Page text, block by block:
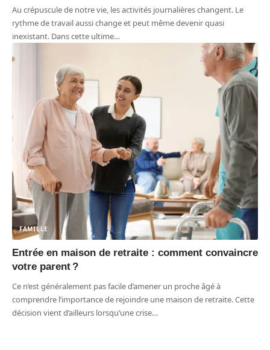
Au crépuscule de notre vie, les activités journalières changent. Le
rythme de travail aussi change et peut même devenir quasi
inexistant. Dans cette ultime…
FAMILLE
Entrée en maison de retraite : comment convaincre
votre parent ?
Ce n’est généralement pas facile d’amener un proche âgé à
comprendre l’importance de rejoindre une maison de retraite. Cette
décision vient d’ailleurs lorsqu’une crise…